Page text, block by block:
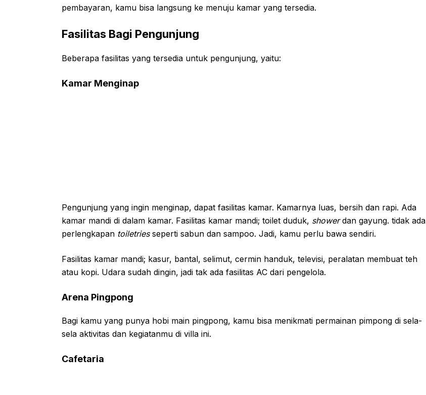
pembayaran, kamu bisa langsung ke menuju kamar yang tersedia.
Fasilitas Bagi Pengunjung
Beberapa fasilitas yang tersedia untuk pengunjung, yaitu:
Kamar Menginap
Pengunjung yang ingin menginap, dapat fasilitas kamar. Kamarnya luas, bersih dan rapi. Ada
kamar mandi di dalam kamar. Fasilitas kamar mandi; toilet duduk, showerdan gayung. tidak ada
perlengkapan toiletriesseperti sabun dan sampoo. Jadi, kamu perlu bawa sendiri.
Fasilitas kamar mandi; kasur, bantal, selimut, cermin handuk, televisi, peralatan membuat teh
atau kopi. Udara sudah dingin, jadi tak ada fasilitas AC dari pengelola.
Arena Pingpong
Bagi kamu yang punya hobi main pingpong, kamu bisa menikmati permainan pimpong di sela-
sela aktivitas dan kegiatanmu di villa ini.
Cafetaria